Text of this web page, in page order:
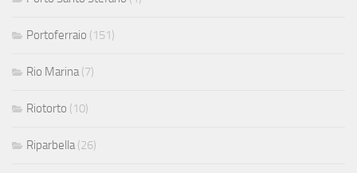
Portoferraio (151)
Rio Marina (7)
Riotorto (10)
Riparbella (26)